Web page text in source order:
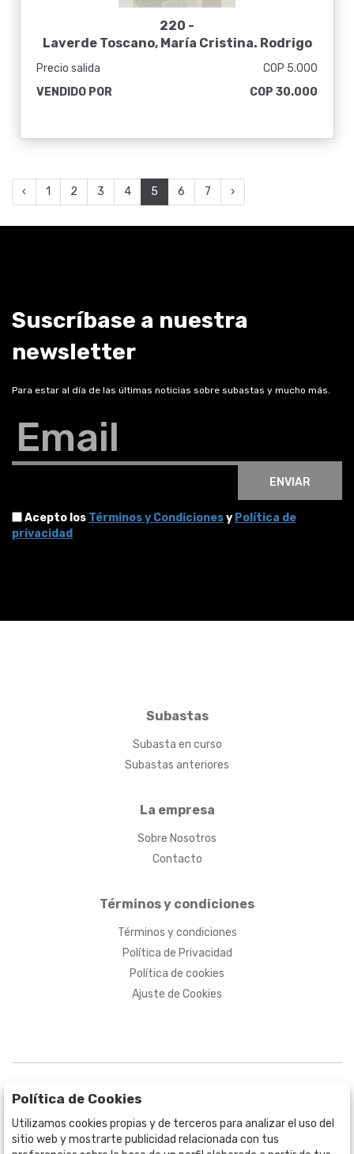
220 -
Laverde Toscano, María Cristina. Rodrigo
Arenas Betancourt: El sueño de la libertad,
Precio salida
COP 5.000
VENDIDO POR
COP 30.000
‹ 1 2 3 4 5 6 7 ›
Suscríbase a nuestra
newsletter
Para estar al día de las últimas noticias sobre subastas y mucho más.
Email
ENVIAR
Acepto los Términos y Condicionesy Política de
privacidad
Subastas
Subasta en curso
Subastas anteriores
La empresa
Sobre Nosotros
Contacto
Términos y condiciones
Términos y condiciones
Política de Privacidad
Política de cookies
Ajuste de Cookies
BOGOTÁ
Política de Cookies
Utilizamos cookies propias y de terceros para analizar el uso del
sitio web y mostrarte publicidad relacionada con tus